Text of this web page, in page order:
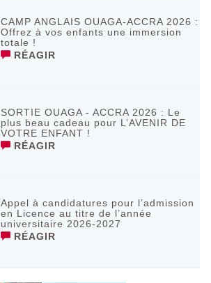
CAMP ANGLAIS OUAGA-ACCRA 2026 :
Offrez à vos enfants une immersion
totale !
RÉAGIR
SORTIE OUAGA - ACCRA 2026 : Le
plus beau cadeau pour L’AVENIR DE
VOTRE ENFANT !
RÉAGIR
Appel à candidatures pour l’admission
en Licence au titre de l’année
universitaire 2026-2027
RÉAGIR